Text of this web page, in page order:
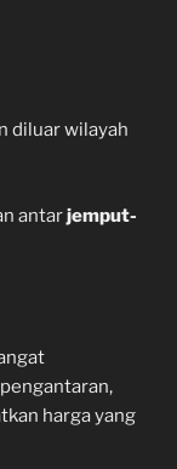
diluar wilayah
antarjemput-
harga yang